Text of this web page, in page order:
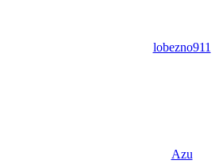
lobezno911
Azu